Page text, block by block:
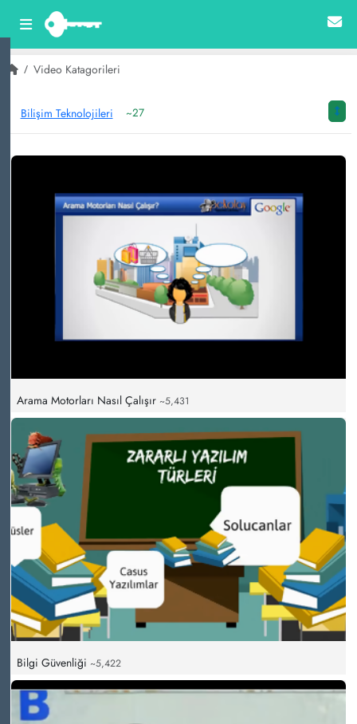
Video Katagorileri
Bilişim Teknolojileri ~27
Arama Motorları Nasıl Çalışır ~5,431
Bilgi Güvenliği ~5,422